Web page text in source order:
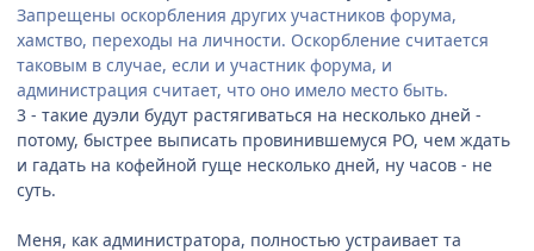
Запрещены оскорбления других участников форума,
хамство, переходы на личности. Оскорбление считается
таковым в случае, если и участник форума, и
администрация считает, что оно имело место быть.
3 - такие дуэли будут растягиваться на несколько дней -
потому, быстрее выписать провинившемуся РО, чем ждать
и гадать на кофейной гуще несколько дней, ну часов - не
суть.
Меня, как администратора, полностью устраивает та